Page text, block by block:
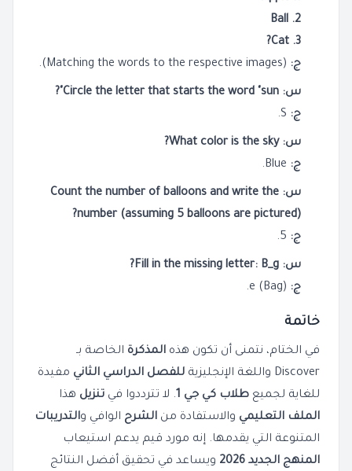
2. Ball
3. Cat?
ج: (Matching the words to the respective images).
س: Circle the letter that starts the word "sun"?
ج:
س: What color is the sky?
ج:
س: Count the number of balloons and write the
number (assuming 5 balloons are pictured)?
ج:
س: Fill in the missing letter: B_g?
ج:
خاتمة
في الختام، نتمنى أن تكون هذه المذكرة الخاصة بـ
Discover واللغة الإنجليزية
للفصل الدراسي الثاني مفيدة
للغاية لجميع طلاب كي جي 1 . لا تترددوا في تنزيل هذا
الملف التعليمي والاستفادة من الشرح الوافي والتدريبات
المتنوعة التي يقدمها. إنه مورد قيم يدعم استيعاب
المنهج الجديد 2026
ويساعد في تحقيق أفضل النتائج